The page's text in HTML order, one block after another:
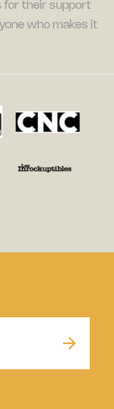
for their support
who makes it